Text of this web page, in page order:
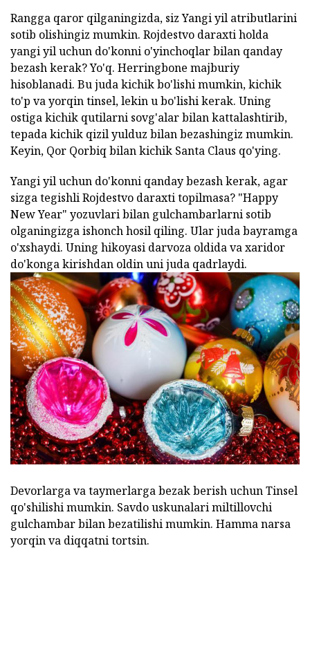
Rangga qaror qilganingizda, siz Yangi yil atributlarini
sotib olishingiz mumkin. Rojdestvo daraxti holda
yangi yil uchun do'konni o'yinchoqlar bilan qanday
bezash kerak? Yo'q. Herringbone majburiy
hisoblanadi. Bu juda kichik bo'lishi mumkin, kichik
to'p va yorqin tinsel, lekin u bo'lishi kerak. Uning
ostiga kichik qutilarni sovg'alar bilan kattalashtirib,
tepada kichik qizil yulduz bilan bezashingiz mumkin.
Keyin, Qor Qorbiq bilan kichik Santa Claus qo'ying.
Yangi yil uchun do'konni qanday bezash kerak, agar
sizga tegishli Rojdestvo daraxti topilmasa? "Happy
New Year" yozuvlari bilan gulchambarlarni sotib
olganingizga ishonch hosil qiling. Ular juda bayramga
o'xshaydi. Uning hikoyasi darvoza oldida va xaridor
do'konga kirishdan oldin uni juda qadrlaydi.
Devorlarga va taymerlarga bezak berish uchun Tinsel
qo'shilishi mumkin. Savdo uskunalari miltillovchi
gulchambar bilan bezatilishi mumkin. Hamma narsa
yorqin va diqqatni tortsin.